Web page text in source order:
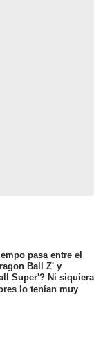
pasa entre el
Ball Z' y
Super'? Ni siquiera
lo tenían muy